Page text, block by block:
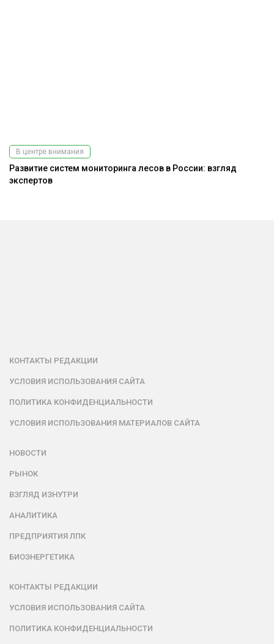
В центре внимания
Развитие систем мониторинга лесов в России: взгляд
экспертов
КОНТАКТЫ РЕДАКЦИИ
УСЛОВИЯ ИСПОЛЬЗОВАНИЯ САЙТА
ПОЛИТИКА КОНФИДЕНЦИАЛЬНОСТИ
УСЛОВИЯ ИСПОЛЬЗОВАНИЯ МАТЕРИАЛОВ САЙТА
НОВОСТИ
РЫНОК
ВЗГЛЯД ИЗНУТРИ
АНАЛИТИКА
ПРЕДПРИЯТИЯ ЛПК
БИОЭНЕРГЕТИКА
КОНТАКТЫ РЕДАКЦИИ
УСЛОВИЯ ИСПОЛЬЗОВАНИЯ САЙТА
ПОЛИТИКА КОНФИДЕНЦИАЛЬНОСТИ